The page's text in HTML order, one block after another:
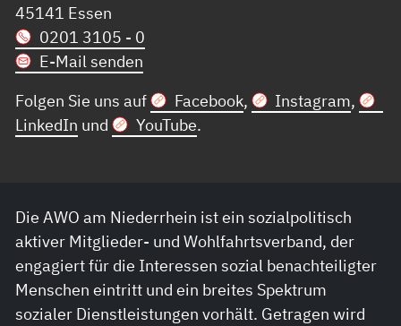
45141 Essen
0201 3105 - 0
E-Mail senden
Folgen Sie uns auf
Facebook, Instagram,
LinkedIn und YouTube.
Die AWO am Niederrhein ist ein sozialpolitisch
aktiver Mitglieder- und Wohlfahrtsverband, der
engagiert für die Interessen sozial benachteiligter
Menschen eintritt und ein breites Spektrum
sozialer Dienstleistungen vorhält. Getragen wird